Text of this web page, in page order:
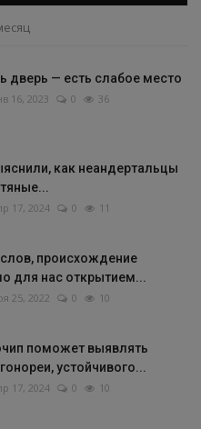
дверь — есть слабое место
16, 2023 0 36
как неандертальцы
17, 2024 0 11
происхождение
для нас открытием...
25, 2022 0 10
поможет выявлять
устойчивого...
17, 2024 0 10